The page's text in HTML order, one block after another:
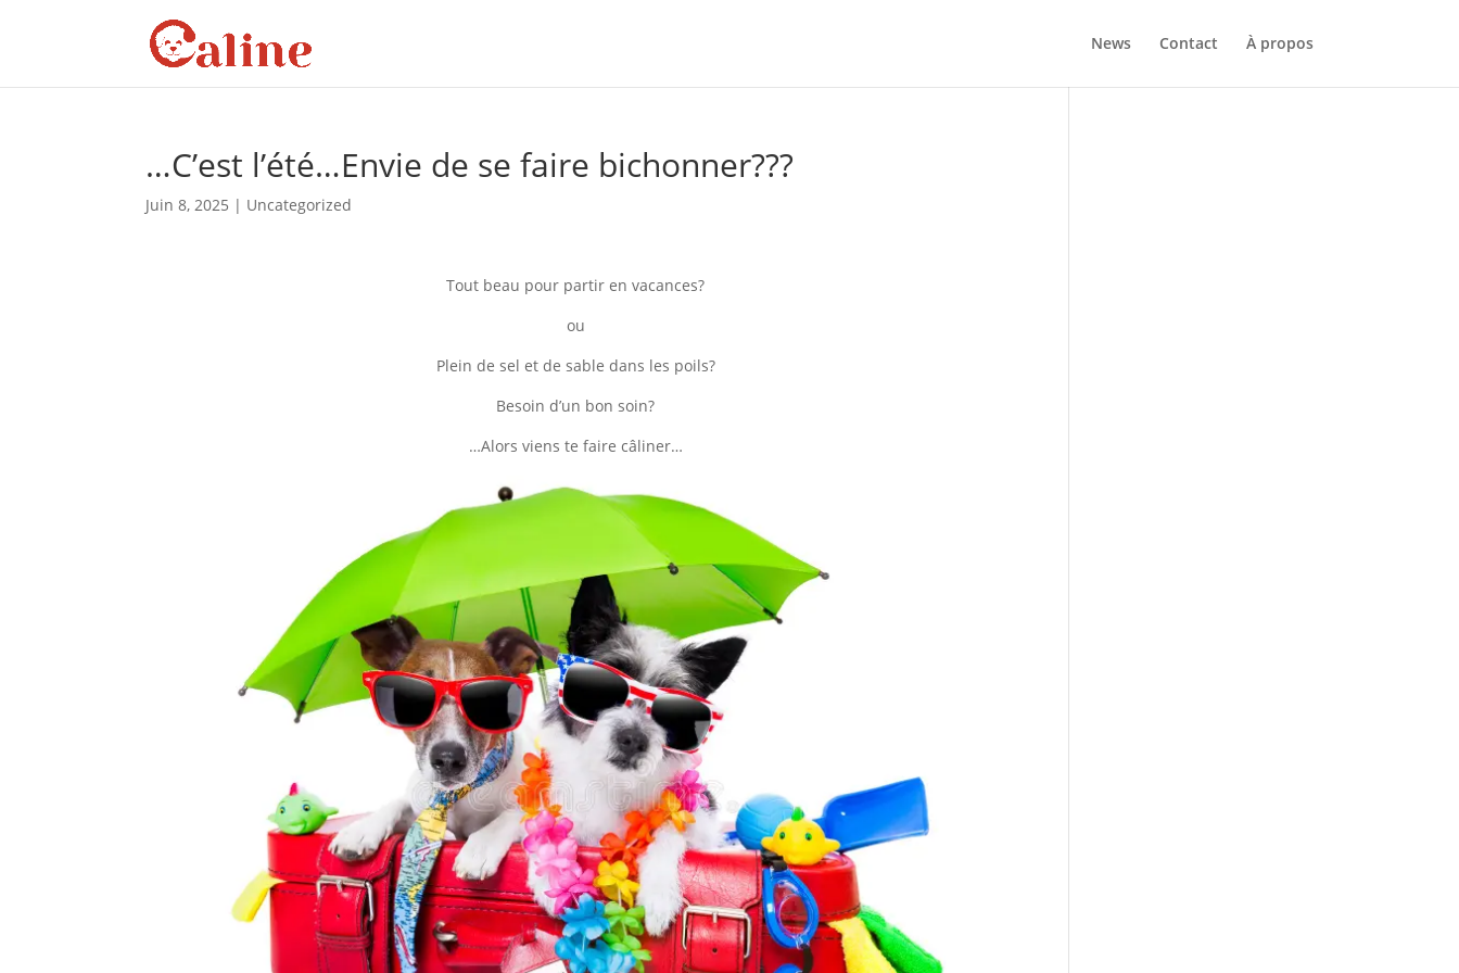
News Contact À propos
…C’est l’été…Envie de se faire bichonner???
Juin 8, 2025 | Uncategorized
Tout beau pour partir en vacances?
ou
Plein de sel et de sable dans les poils?
Besoin d’un bon soin?
…Alors viens te faire câliner…